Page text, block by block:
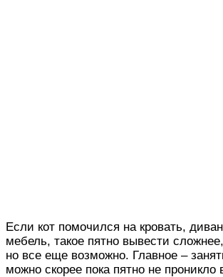
Если кот помочился на кровать,
мебель, такое пятно вывести
но все еще возможно. Главное –
можно скорее пока пятно не проникло